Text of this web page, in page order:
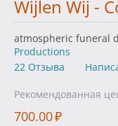
Wijlen Wij -
atmospheric funeral
Productions
22 Отзыва
Рекомендованная
700.00₽